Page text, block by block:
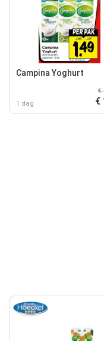
Campina Yoghurt
1 dag
€
€